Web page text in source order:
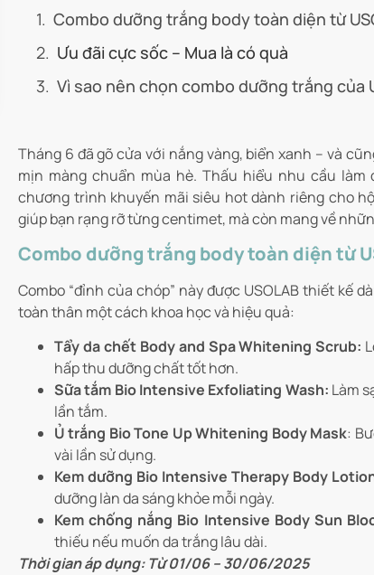
Combo dưỡng trắng body toàn diện từ
Ưu đãi cực sốc – Mua là có quà
Vì sao nên chọn combo dưỡng trắng của
Tháng 6 đã gõ cửa với nắng vàng, biển xanh – và
mịn màng chuẩn mùa hè. Thấu hiểu nhu cầu
chương trình khuyến mãi siêu hot dành riêng cho
giúp bạn rạng rỡ từng centimet, mà còn mang về
Combo dưỡng trắng body toàn diện từ
Combo “đỉnh của chóp” này được USOLAB thiết kế
toàn thân một cách khoa học và hiệu quả:
Tẩy da chết Body and Spa Whitening Scrub:
hấp thu dưỡng chất tốt hơn.
Sữa tắm Bio Intensive Exfoliating Wash: Làm
lần tắm.
Ủ trắng Bio Tone Up Whitening Body Mask:
vài lần sử dụng.
Kem dưỡng Bio Intensive Therapy Body
dưỡng làn da sáng khỏe mỗi ngày.
Kem chống nắng Bio Intensive Body Sun
thiếu nếu muốn da trắng lâu dài.
Thời gian áp dụng: Từ 01/06 – 30/06/2025